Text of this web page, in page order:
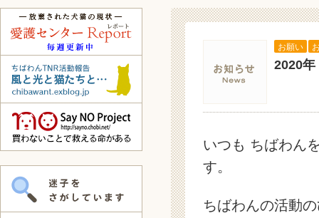
お願い
2020年
いつも ちばわん
す。
ちばわんの活動